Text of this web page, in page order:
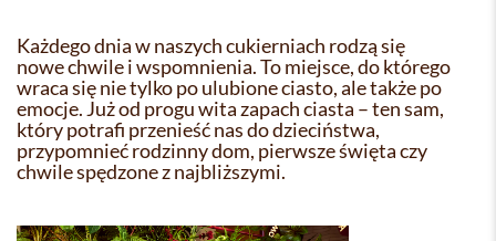
Każdego dnia w naszych cukierniach rodzą się
nowe chwile i wspomnienia. To miejsce, do którego
wraca się nie tylko po ulubione ciasto, ale także po
emocje. Już od progu wita zapach ciasta – ten sam,
który potrafi przenieść nas do dzieciństwa,
przypomnieć rodzinny dom, pierwsze święta czy
chwile spędzone z najbliższymi.